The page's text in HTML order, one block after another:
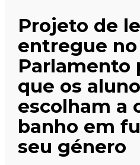
Projeto de
entregue no
Parlamento
que os
escolham a
banho em
seu género